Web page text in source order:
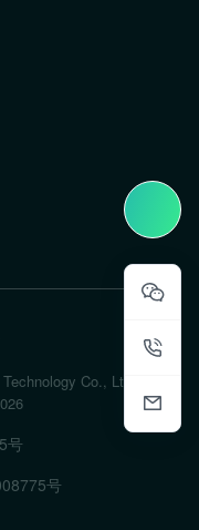
Co., Ltd.
号
号